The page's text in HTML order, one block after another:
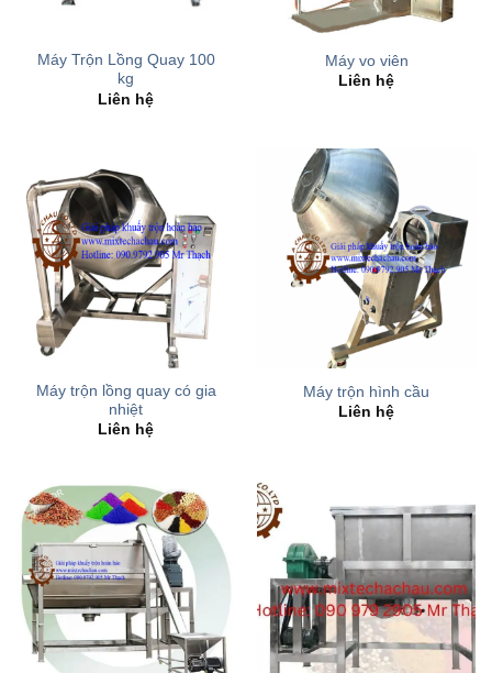
Máy Trộn Lồng Quay 100
kg
Liên hệ
Máy vo viên
Liên hệ
Máy trộn lồng quay có gia
nhiệt
Liên hệ
Máy trộn hình cầu
Liên hệ